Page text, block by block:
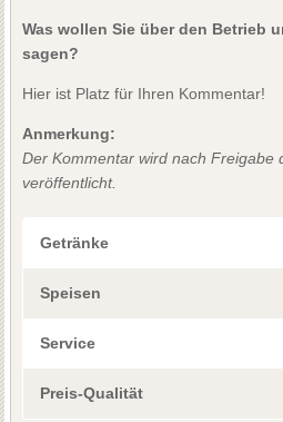
Was wollen Sie über den Betrieb
sagen?
Hier ist Platz für Ihren Kommentar!
Anmerkung:
Der Kommentar wird nach Freigabe
veröffentlicht.
Getränke
Speisen
Service
Preis-Qualität